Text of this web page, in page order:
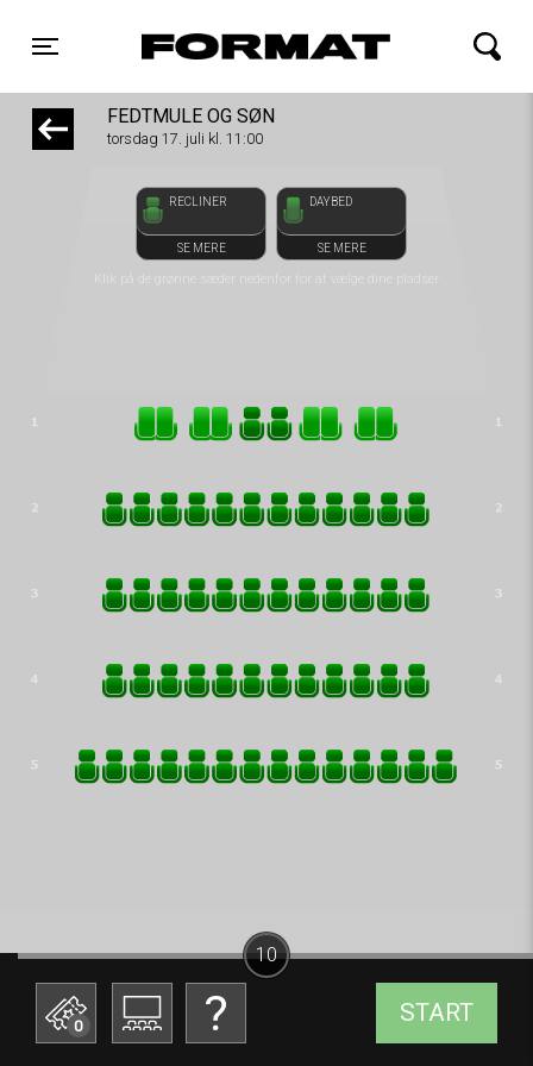
Toggle navigation
FORMAT Biograf
FEDTMULE OG SØN
torsdag 17. juli kl. 11:00
RECLINER
SE MERE
DAYBED
SE MERE
Klik på de grønne sæder nedenfor for at vælge dine pladser
0 START
10
1step-front02 104837